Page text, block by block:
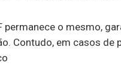
permanece o mesmo,
Contudo, em casos de